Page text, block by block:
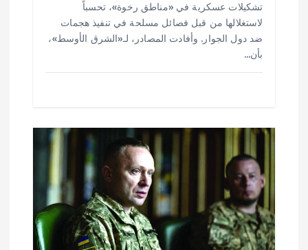
تشكيلات عسكرية في «مناطق رخوة»، تحسباً
لاستغلالها من قبل فصائل مسلحة في تنفيذ هجمات
ضد دول الجوار. وأفادت المصادر، لـ«الشرق الأوسط»،
بأن…